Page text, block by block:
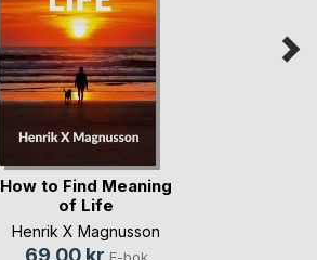
How to Find Meaning
of Life
Henrik X Magnusson